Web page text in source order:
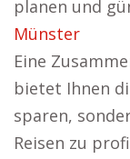
planen und
Münster
Eine
bietet Ihnen
sparen,
Reisen zu